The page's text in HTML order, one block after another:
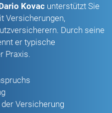
Kovac unterstützt Sie
Versicherungen,
Durch seine
er typische
Praxis.
Versicherung